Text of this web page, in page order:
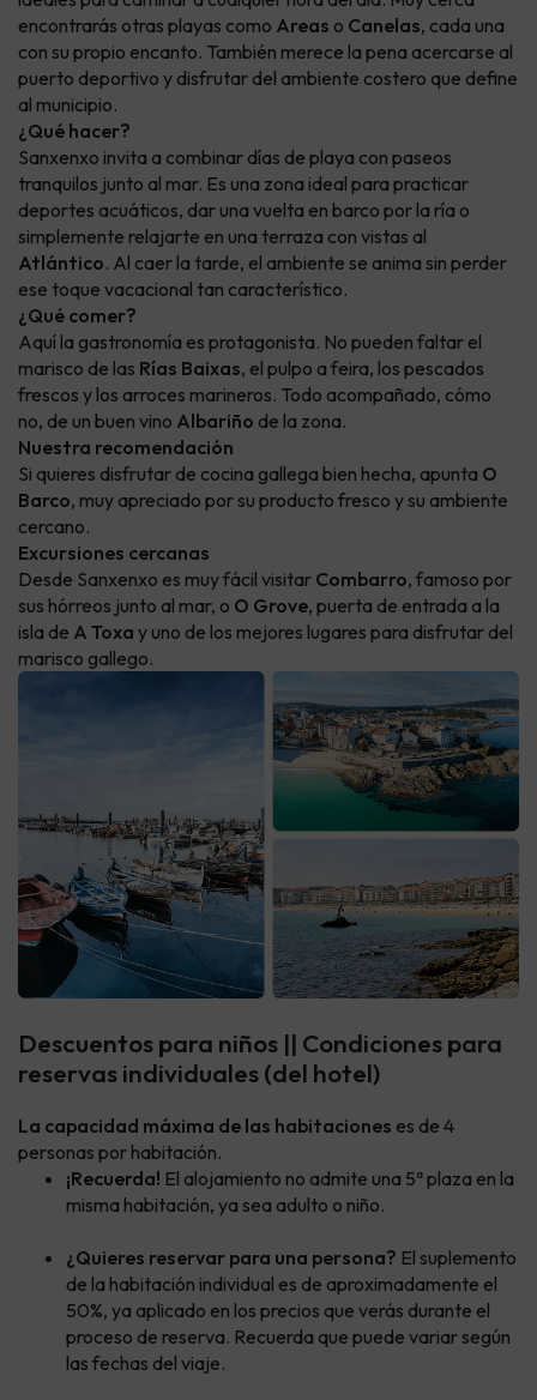
encontrarás otras playas como Areas o Canelas, cada una
con su propio encanto. También merece la pena acercarse al
puerto deportivo y disfrutar del ambiente costero que define
al municipio.
¿Qué hacer?
Sanxenxo invita a combinar días de playa con paseos
tranquilos junto al mar. Es una zona ideal para practicar
deportes acuáticos, dar una vuelta en barco por la ría o
simplemente relajarte en una terraza con vistas al
Atlántico. Al caer la tarde, el ambiente se anima sin perder
ese toque vacacional tan característico.
¿Qué comer?
Aquí la gastronomía es protagonista. No pueden faltar el
marisco de las Rías Baixas, el pulpo a feira, los pescados
frescos y los arroces marineros. Todo acompañado, cómo
no, de un buen vino Albariño de la zona.
Nuestra recomendación
Si quieres disfrutar de cocina gallega bien hecha, apunta O
Barco, muy apreciado por su producto fresco y su ambiente
cercano.
Excursiones cercanas
Desde Sanxenxo es muy fácil visitar Combarro, famoso por
sus hórreos junto al mar, o O Grove, puerta de entrada a la
isla de A Toxa y uno de los mejores lugares para disfrutar del
marisco gallego.
Descuentos para niños || Condiciones para
reservas individuales (del hotel)
La capacidad máxima de las habitaciones es de 4
personas por habitación.
¡Recuerda! El alojamiento no admite una 5ª plaza en la
misma habitación, ya sea adulto o niño.
¿Quieres reservar para una persona? El suplemento
de la habitación individual es de aproximadamente el
50%, ya aplicado en los precios que verás durante el
proceso de reserva. Recuerda que puede variar según
las fechas del viaje.